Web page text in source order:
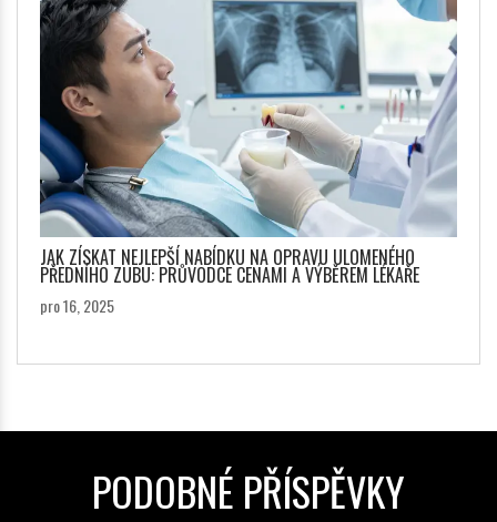
JAK ZÍSKAT NEJLEPŠÍ NABÍDKU NA OPRAVU ULOMENÉHO
PŘEDNÍHO ZUBU: PRŮVODCE CENAMI A VÝBĚREM LÉKAŘE
pro 16, 2025
PODOBNÉ PŘÍSPĚVKY